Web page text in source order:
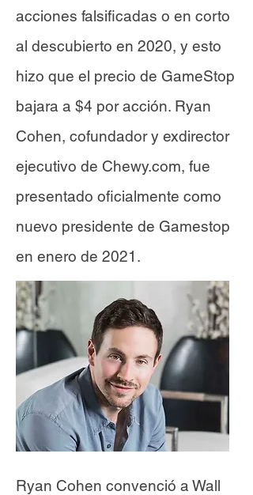
acciones falsificadas o en corto
al descubierto en 2020, y esto
hizo que el precio de GameStop
bajara a $4 por acción. Ryan
Cohen, cofundador y exdirector
ejecutivo de Chewy.com, fue
presentado oficialmente como
nuevo presidente de Gamestop
en enero de 2021.
Ryan Cohen convenció a Wall